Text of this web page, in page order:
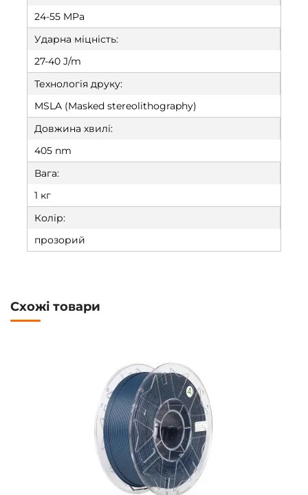
24-55 MPa
Ударна міцність:
27-40 J/m
Технологія друку:
MSLA (Masked stereolithography)
Довжина хвилі:
405 nm
Вага:
1 кг
Колір:
прозорий
Схожі товари